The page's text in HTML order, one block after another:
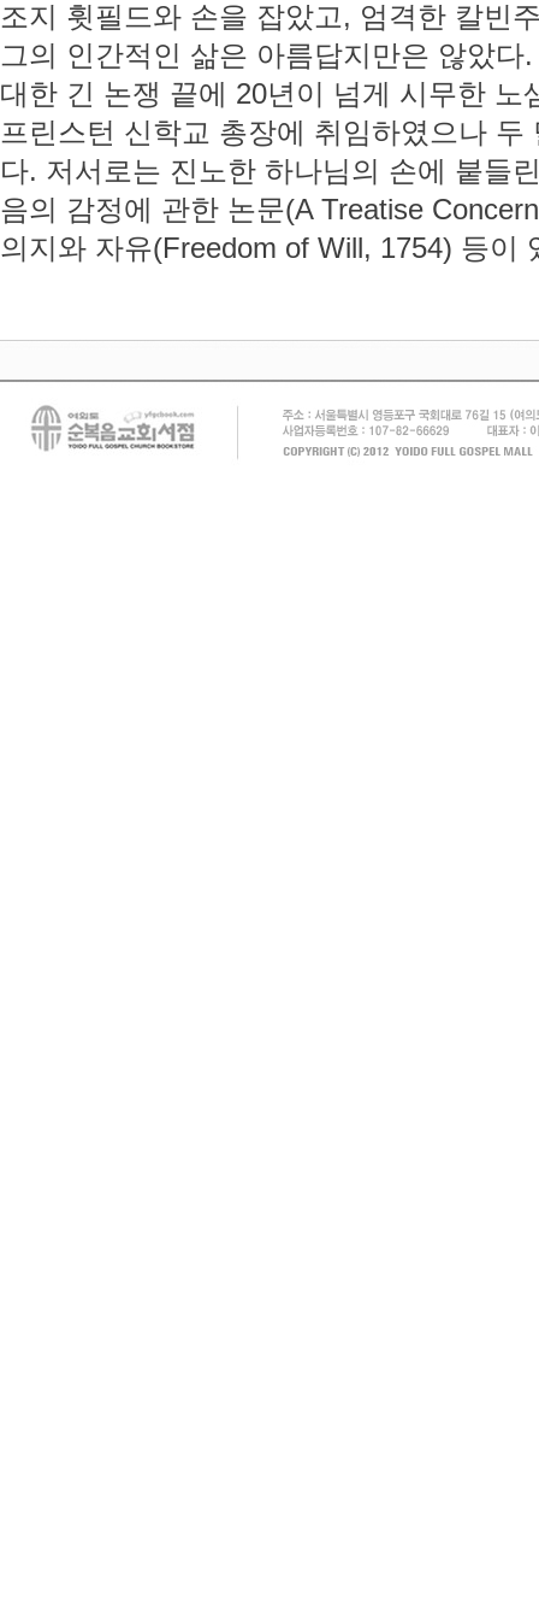
조지 휫필드와 손을 잡았고, 엄격한 칼빈
그의 인간적인 삶은 아름답지만은 않았
대한 긴 논쟁 끝에 20년이 넘게 시무한
프린스턴 신학교 총장에 취임하였으나
다. 저서로는 진노한 하나님의 손에 붙들
음의 감정에 관한 논문(A Treatise
의지와 자유(Freedom of Will, 1754) 등이